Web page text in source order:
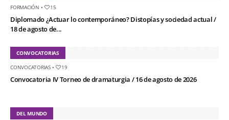
FORMACIÓN • 15
Diplomado ¿Actuar lo contemporáneo? Distopías y sociedad actual /
18 de agosto de...
CONVOCATORIAS
CONVOCATORIAS• 19
Convocatoria IV Torneo de dramaturgia / 16 de agosto de 2026
DEL MUNDO